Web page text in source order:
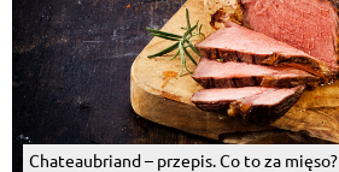
Chateaubriand – przepis. Co to za mięso?